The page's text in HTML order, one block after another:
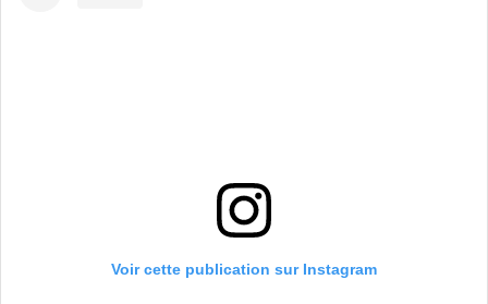
Voir cette publication sur Instagram